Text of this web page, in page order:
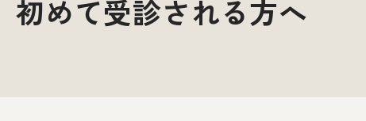
初めて受診される方へ